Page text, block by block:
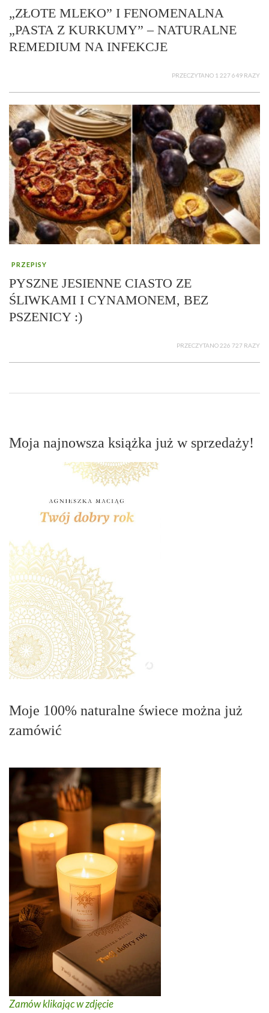
„ZŁOTE MLEKO” I FENOMENALNA
„PASTA Z KURKUMY” – NATURALNE
REMEDIUM NA INFEKCJE
PRZECZYTANO 1 227 649 RAZY
PRZEPISY
PYSZNE JESIENNE CIASTO ZE
ŚLIWKAMI I CYNAMONEM, BEZ
PSZENICY :)
PRZECZYTANO 226 727 RAZY
Moja najnowsza książka już w sprzedaży!
Moje 100% naturalne świece można już
zamówić
Zamów klikając w zdjęcie